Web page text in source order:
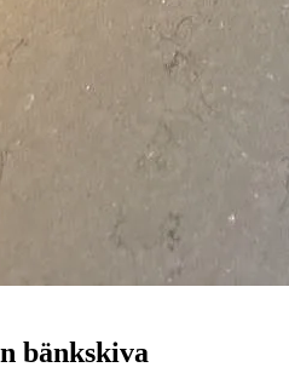
bänkskiva